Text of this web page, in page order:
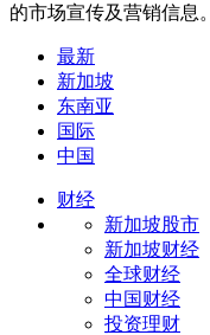
的市场宣传及营销信息。
最新
新加坡
东南亚
国际
中国
财经
新加坡股市
新加坡财经
全球财经
中国财经
投资理财